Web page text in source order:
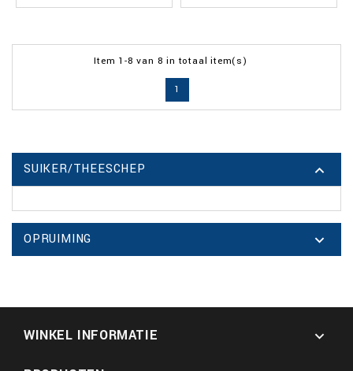
Item 1-8 van 8 in totaal item(s)
1
SUIKER/THEESCHEP 
OPRUIMING 
WINKEL INFORMATIE 